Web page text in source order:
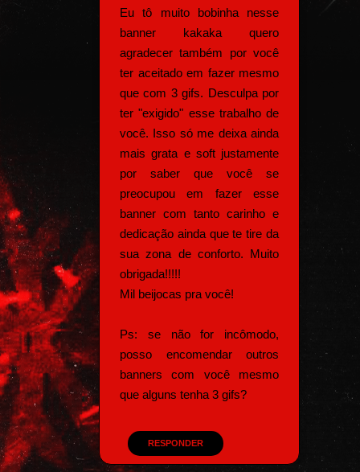
Eu tô muito bobinha nesse
banner kakaka quero
agradecer também por você
ter aceitado em fazer mesmo
que com 3 gifs. Desculpa por
ter "exigido" esse trabalho de
você. Isso só me deixa ainda
mais grata e soft justamente
por saber que você se
preocupou em fazer esse
banner com tanto carinho e
dedicação ainda que te tire da
sua zona de conforto. Muito
obrigada!!!!!
Mil beijocas pra você!
Ps: se não for incômodo,
posso encomendar outros
banners com você mesmo
que alguns tenha 3 gifs?
RESPONDER